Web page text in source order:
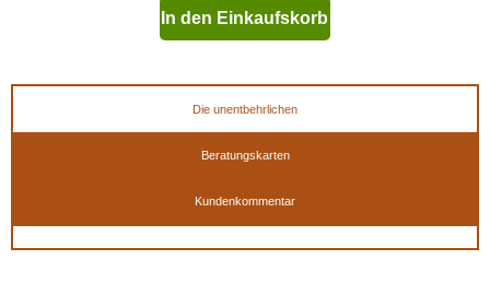
In den Einkaufskorb
Die unentbehrlichen
Beratungskarten
Kundenkommentar